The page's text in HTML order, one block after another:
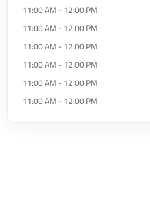
11:00 AM - 12:00 PM
11:00 AM - 12:00 PM
11:00 AM - 12:00 PM
11:00 AM - 12:00 PM
11:00 AM - 12:00 PM
11:00 AM - 12:00 PM